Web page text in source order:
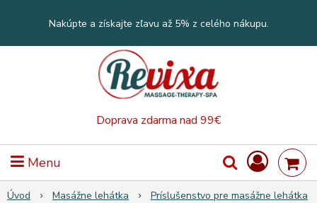
Doprava zdarma nad 99€
Nakúpte a získajte zľavu až 5% z celého nákupu.
Menu
Úvod Masážne lehátka
Príslušenstvo pre masážne lehátka